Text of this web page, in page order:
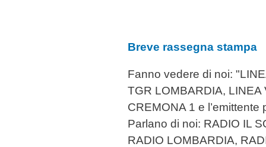
Breve rassegna stampa
Fanno vedere di noi:
TGR LOMBARDIA, LINEA
CREMONA 1 e l’emittente
Parlano di noi: RADIO IL
RADIO LOMBARDIA,